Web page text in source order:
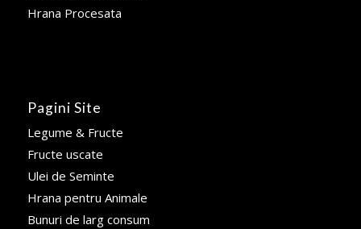
Hrana Procesata
Pagini Site
Legume & Fructe
Fructe uscate
Ulei de Seminte
Hrana pentru Animale
Bunuri de larg consum